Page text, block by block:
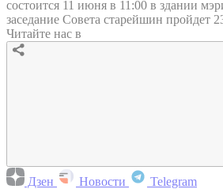
состоится 11 июня в 11:00 в здании
заседание Совета старейшин пройдет
Читайте нас в
Дзен Новости Telegram